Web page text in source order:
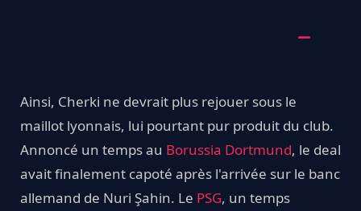
Ainsi, Cherki ne devrait plus rejouer sous le
maillot lyonnais, lui pourtant pur produit du club.
Annoncé un temps au Borussia Dortmund, le deal
avait finalement capoté après l'arrivée sur le banc
allemand de Nuri Şahin. Le PSG, un temps